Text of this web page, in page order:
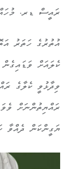
ރައީސް ޑރ.
އުތުރުގެ ހަތަރު
ކެލައަށް
ވިދާޅުވީ ކެލާގެ
ރައްޔިތުންނަށް
ޔަގީންކަން ދެއްވާ